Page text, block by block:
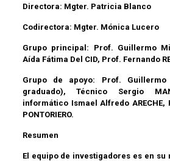
Directora: Mgter. Patricia Blanco
Codirectora: Mgter. Mónica Lucero
Grupo principal: Prof. Guillermo
Aída Fátima Del CID, Prof. Fernando
Grupo de apoyo: Prof. Guillermo
graduado), Técnico Sergio
informático Ismael Alfredo ARECHE,
PONTORIERO.
Resumen
El equipo de investigadores es en su